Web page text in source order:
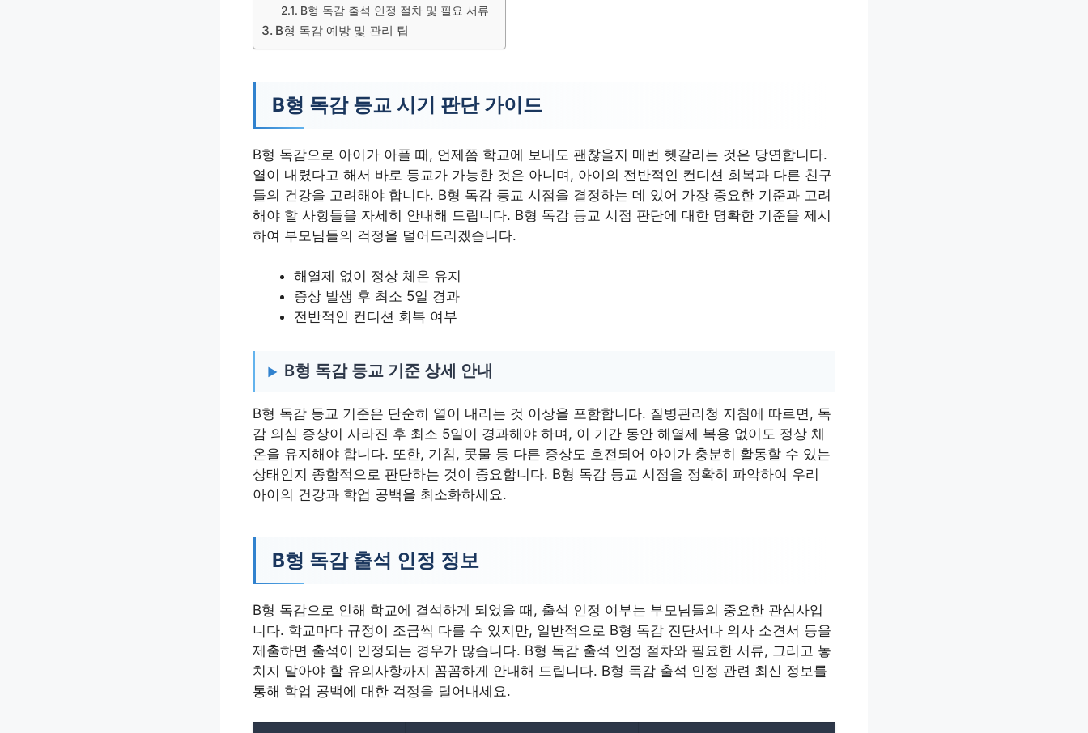
B형 독감 출석 인정 절차 및 필요 서류
B형 독감 예방 및 관리 팁
B형 독감 등교 시기 판단 가이드
B형 독감으로 아이가 아플 때, 언제쯤 학교에 보내도 괜찮을지 매번 헷갈리는 것은 당연합니다.
열이 내렸다고 해서 바로 등교가 가능한 것은 아니며, 아이의 전반적인 컨디션 회복과 다른 친구
들의 건강을 고려해야 합니다. B형 독감 등교 시점을 결정하는 데 있어 가장 중요한 기준과 고려
해야 할 사항들을 자세히 안내해 드립니다. B형 독감 등교 시점 판단에 대한 명확한 기준을 제시
하여 부모님들의 걱정을 덜어드리겠습니다.
해열제 없이 정상 체온 유지
증상 발생 후 최소 5일 경과
전반적인 컨디션 회복 여부
B형 독감 등교 기준 상세 안내
B형 독감 등교 기준은 단순히 열이 내리는 것 이상을 포함합니다. 질병관리청 지침에 따르면, 독
감 의심 증상이 사라진 후 최소 5일이 경과해야 하며, 이 기간 동안 해열제 복용 없이도 정상 체
온을 유지해야 합니다. 또한, 기침, 콧물 등 다른 증상도 호전되어 아이가 충분히 활동할 수 있는
상태인지 종합적으로 판단하는 것이 중요합니다. B형 독감 등교 시점을 정확히 파악하여 우리
아이의 건강과 학업 공백을 최소화하세요.
B형 독감 출석 인정 정보
B형 독감으로 인해 학교에 결석하게 되었을 때, 출석 인정 여부는 부모님들의 중요한 관심사입
니다. 학교마다 규정이 조금씩 다를 수 있지만, 일반적으로 B형 독감 진단서나 의사 소견서 등을
제출하면 출석이 인정되는 경우가 많습니다. B형 독감 출석 인정 절차와 필요한 서류, 그리고 놓
치지 말아야 할 유의사항까지 꼼꼼하게 안내해 드립니다. B형 독감 출석 인정 관련 최신 정보를
통해 학업 공백에 대한 걱정을 덜어내세요.